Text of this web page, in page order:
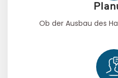
Ob der Ausbau des